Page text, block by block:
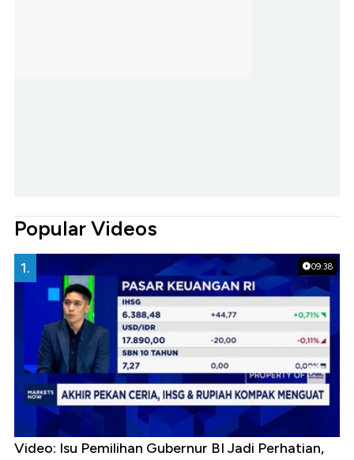
Popular Videos
09:38
1.
Video: Isu Pemilihan Gubernur BI Jadi Perhatian,